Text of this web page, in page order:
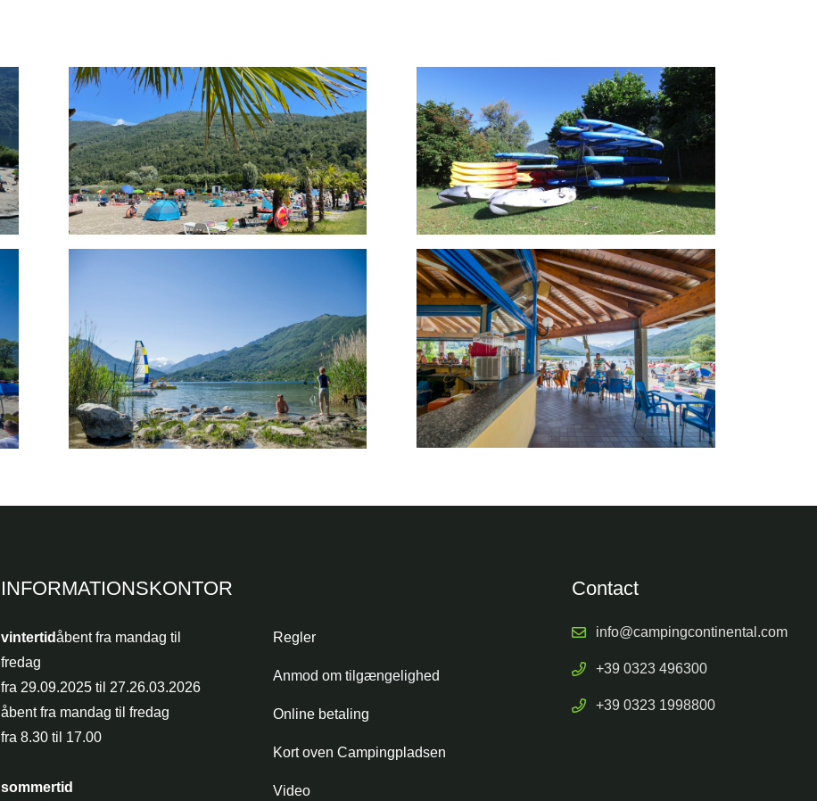
INFORMATIONSKONTOR
vintertidåbent fra mandag til
fredag
fra 29.09.2025 til 27.26.03.2026
åbent fra mandag til fredag
fra 8.30 til 17.00
sommertid
Regler
Anmod om tilgængelighed
Online betaling
Kort oven Campingpladsen
Video
Contact
info@campingcontinental.com
+39 0323 496300
+39 0323 1998800